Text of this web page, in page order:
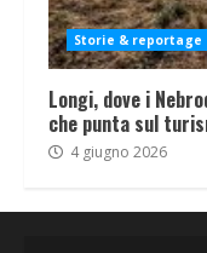
Storie & reportage
Longi, dove i
che punta sul
4 giugno 2026